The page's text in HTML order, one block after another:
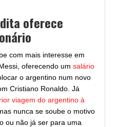
oferece
com mais interesse em
oferecendo um salário
o argentino num novo
Cristiano Ronaldo. Já
viagem do argentino à
mas nunca se soube o motivo
ou não já ser para uma